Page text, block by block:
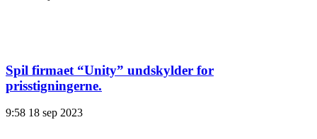
Spil firmaet “Unity” undskylder for
prisstigningerne.
9:58 18 sep 2023